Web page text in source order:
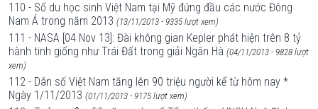
110 - Số du học sinh Việt Nam tại Mỹ đứng đầu các nước Đông
Nam Á trong năm 2013 (13/11/2013 - 9335 lượt xem)
111 - NASA [04 Nov 13]: Đài không gian Kepler phát hiện trên 8 tỷ
hành tinh giống như Trái Đất trong giải Ngân Hà (04/11/2013 - 9828 lượt
xem)
112 - Dân số Việt Nam tăng lên 90 triệu người kể từ hôm nay *
Ngày 1/11/2013 (01/11/2013 - 9175 lượt xem)